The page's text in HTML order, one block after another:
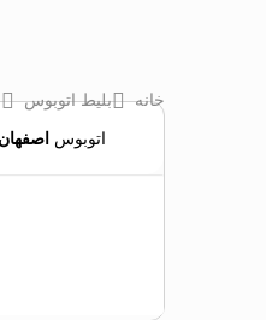
خانه بلیط اتوبوس
اتوبوس اصفهان